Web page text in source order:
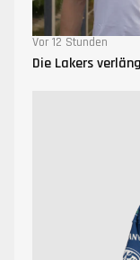
Vor 12 Stunden
Die Lakers